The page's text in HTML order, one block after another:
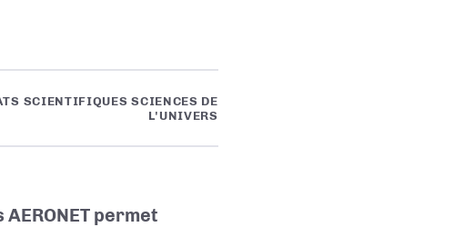
SCIENTIFIQUES SCIENCES DE
L'UNIVERS
permet